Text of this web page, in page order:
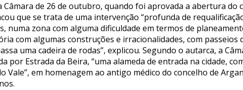
de 26 de outubro, quando foi aprovada a abertura do
que se trata de uma intervenção “profunda de
numa zona com alguma dificuldade em termos de
com algumas construções e irracionalidades, com passeios
uma cadeira de rodas”, explicou. Segundo o autarca, a
por Estrada da Beira, “uma alameda de entrada na cidade,
Vale”, em homenagem ao antigo médico do concelho de